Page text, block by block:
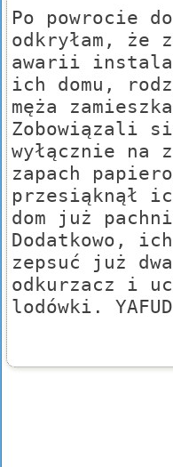
Po powrocie do
odkryłam, że z
awarii
ich domu,
męża
Zobowiązali
wyłącznie na
zapach
przesiąknął
dom już
Dodatkowo,
zepsuć już
odkurzacz i
lodówki. YAFUD